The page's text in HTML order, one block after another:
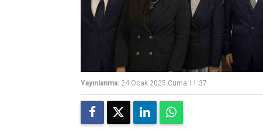
Yayınlanma: 24 Ocak 2025 Cuma 11:37